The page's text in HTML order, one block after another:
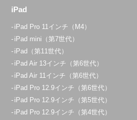
070-1297-4638
アクセス
朝霞店
定休日：年中無休
iPad
iPad Pro 11インチ（M4）
iPad mini（第7世代）
iPad（第11世代）
iPad Air 13インチ（第6世代）
iPad Air 11インチ（第6世代）
iPad Pro 12.9インチ（第6世代）
iPad Pro 12.9インチ（第5世代）
iPad Pro 12.9インチ（第4世代）